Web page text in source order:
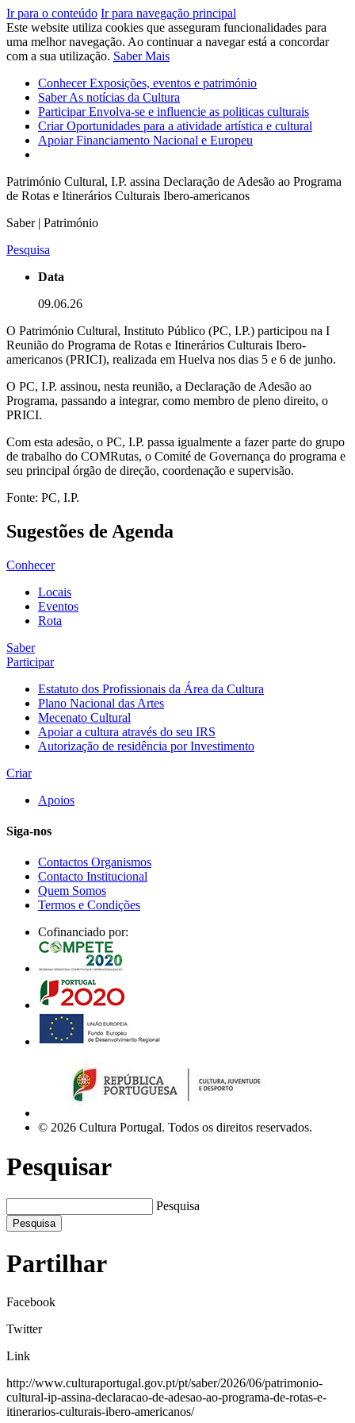
Ir para o conteúdo Ir para navegação principal
Este website utiliza cookies que asseguram funcionalidades para
uma melhor navegação. Ao continuar a navegar está a concordar
com a sua utilização. Saber Mais
ConhecerExposições, eventos e património
SaberAs notícias da Cultura
ParticiparEnvolva-se e influencie as politicas culturais
CriarOportunidades para a atividade artística e cultural
ApoiarFinanciamento Nacional e Europeu
Património Cultural, I.P. assina Declaração de Adesão ao Programa
de Rotas e Itinerários Culturais Ibero-americanos
Saber | Património
Pesquisa
Data
09.06.26
O Património Cultural, Instituto Público (PC, I.P.) participou na I
Reunião do Programa de Rotas e Itinerários Culturais Ibero-
americanos (PRICI), realizada em Huelva nos dias 5 e 6 de junho.
O PC, I.P. assinou, nesta reunião, a Declaração de Adesão ao
Programa, passando a integrar, como membro de pleno direito, o
PRICI.
Com esta adesão, o PC, I.P. passa igualmente a fazer parte do grupo
de trabalho do COMRutas, o Comité de Governança do programa e
seu principal órgão de direção, coordenação e supervisão.
Fonte: PC, I.P.
Sugestões de Agenda
Conhecer
Locais
Eventos
Rota
Saber
Participar
Estatuto dos Profissionais da Área da Cultura
Plano Nacional das Artes
Mecenato Cultural
Apoiar a cultura através do seu IRS
Autorização de residência por Investimento
Criar
Apoios
Siga-nos
Contactos Organismos
Contacto Institucional
Quem Somos
Termos e Condições
Cofinanciado por:
© 2026 Cultura Portugal. Todos os direitos reservados.
Pesquisar
Pesquisa
Pesquisa
Partilhar
Facebook
Twitter
Link
http://www.culturaportugal.gov.pt/pt/saber/2026/06/patrimonio-
cultural-ip-assina-declaracao-de-adesao-ao-programa-de-rotas-e-
itinerarios-culturais-ibero-americanos/